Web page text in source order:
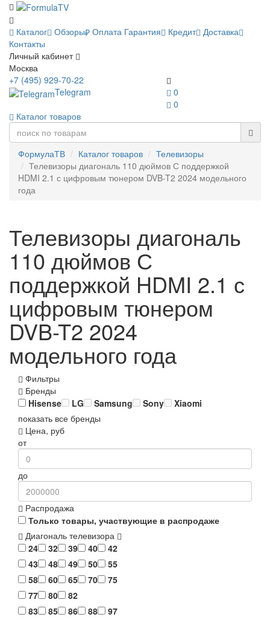
Каталог Обзоры Оплата Гарантия Кредит Доставка
Контакты
Личный кабинет
Москва
0
0
+7 (495) 929-70-22
Telegram
Каталог товаров
ФормулаТВ Каталог товаров
Телевизоры
Телевизоры диагональ 110 дюймов С поддержкой
HDMI 2.1 с цифровым тюнером DVB-T2 2024 модельного
года
Телевизоры диагональ
110 дюймов С
поддержкой HDMI 2.1 с
цифровым тюнером
DVB-T2 2024
модельного года
Фильтры
Бренды
Hisense
LG Samsung Sony
Xiaomi
показать все бренды
Цена, руб
от
до
Распродажа
Только товары, участвующие в распродаже
Диагональ телевизора
24
32 39 40
42
43
48 49 50
55
58
60 65 70
75
77
80
82
83
85 86 88
97